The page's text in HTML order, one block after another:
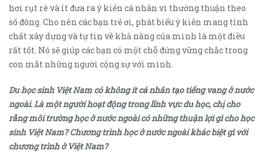
hơi rụt rè và ít đưa ra ý kiến cá nhân vì thường thuận theo
số đông. Cho nên các bạn trẻ ơi, phát biểu ý kiến mang tính
chất xây dựng và tự tin về khả năng của mình là một điều
rất tốt. Nó sẽ giúp các bạn có một chỗ đứng vững chắc trong
con mắt những người cộng sự với mình.
Du học sinh Việt Nam có không ít cá nhân tạo tiếng vang ở nước
ngoài. Là một người hoạt động trong lĩnh vực du học, chị cho
rằng môi trường học ở nước ngoài có những thuận lợi gì cho học
sinh Việt Nam? Chương trình học ở nước ngoài khác biệt gì với
chương trình ở Việt Nam?